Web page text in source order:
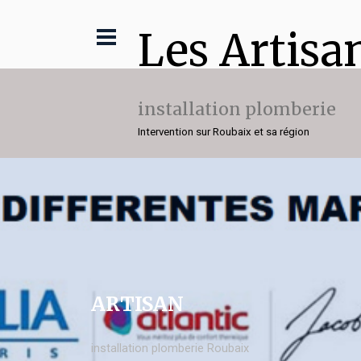
Les
installation plomberie
Intervention sur Roubaix et sa région
ARTISAN
installation plomberie Roubaix